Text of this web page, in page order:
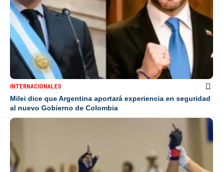
INTERNACIONALES
Milei dice que Argentina aportará experiencia en seguridad
al nuevo Gobierno de Colombia